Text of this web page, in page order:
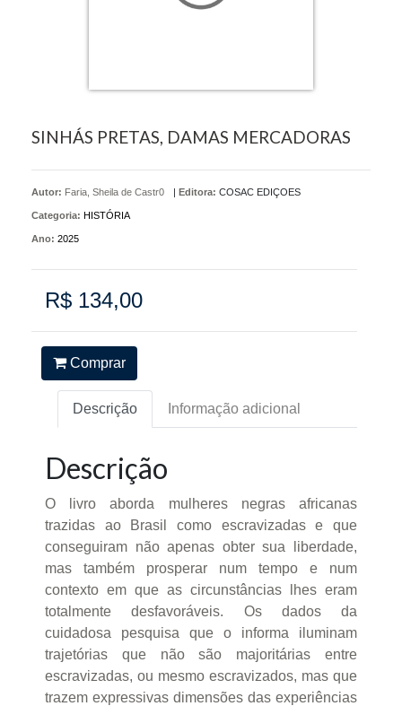
SINHÁS PRETAS, DAMAS MERCADORAS
Autor: Faria, Sheila de Castr0 | Editora: COSAC EDIÇOES
Categoria: HISTÓRIA
Ano: 2025
R$ 134,00
Comprar
Descrição Informação adicional
Descrição
O livro aborda mulheres negras africanas
trazidas ao Brasil como escravizadas e que
conseguiram não apenas obter sua liberdade,
mas também prosperar num tempo e num
contexto em que as circunstâncias lhes eram
totalmente desfavoráveis. Os dados da
cuidadosa pesquisa que o informa iluminam
trajetórias que não são majoritárias entre
escravizadas, ou mesmo escravizados, mas que
trazem expressivas dimensões das experiências